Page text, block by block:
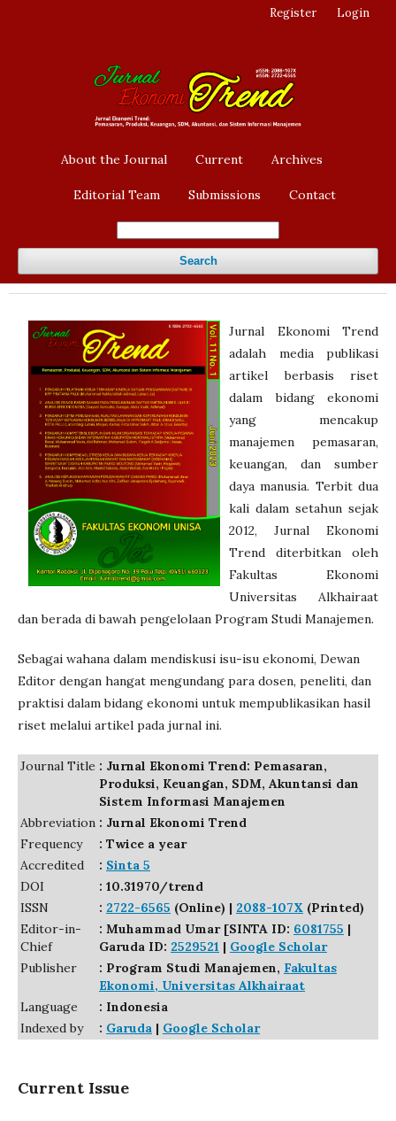
About the Journal Current Archives
Editorial Team Submissions Contact
Search
Register Login
Jurnal Ekonomi Trend
adalah media publikasi
artikel berbasis riset
dalam bidang ekonomi
yang mencakup
manajemen pemasaran,
keuangan, dan sumber
daya manusia. Terbit dua
kali dalam setahun sejak
2012, Jurnal Ekonomi
Trend diterbitkan oleh
Fakultas Ekonomi
Universitas Alkhairaat
dan berada di bawah pengelolaan Program Studi Manajemen.
Sebagai wahana dalam mendiskusi isu-isu ekonomi, Dewan
Editor dengan hangat mengundang para dosen, peneliti, dan
praktisi dalam bidang ekonomi untuk mempublikasikan hasil
riset melalui artikel pada jurnal ini.
Journal Title : Jurnal Ekonomi Trend: Pemasaran,
Produksi, Keuangan, SDM, Akuntansi dan
Sistem Informasi Manajemen
Abbreviation : Jurnal Ekonomi Trend
Frequency
: Twice a year
Accredited
: Sinta 5
DOI
: 10.31970/trend
ISSN
: 2722-6565 (Online) | 2088-107X (Printed)
Editor-in-
Chief
: Muhammad Umar [SINTA ID: 6081755 |
Garuda ID: 2529521 | Google Scholar
Publisher
: Program Studi Manajemen, Fakultas
Ekonomi, Universitas Alkhairaat
Language
: Indonesia
Indexed by
: Garuda | Google Scholar
Current Issue